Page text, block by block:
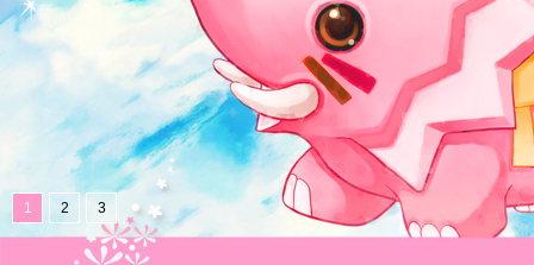
1 2 3